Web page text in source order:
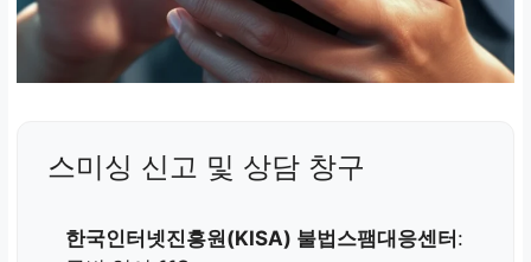
스미싱 신고 및 상담 창구
한국인터넷진흥원(KISA) 불법스팸대응센터: